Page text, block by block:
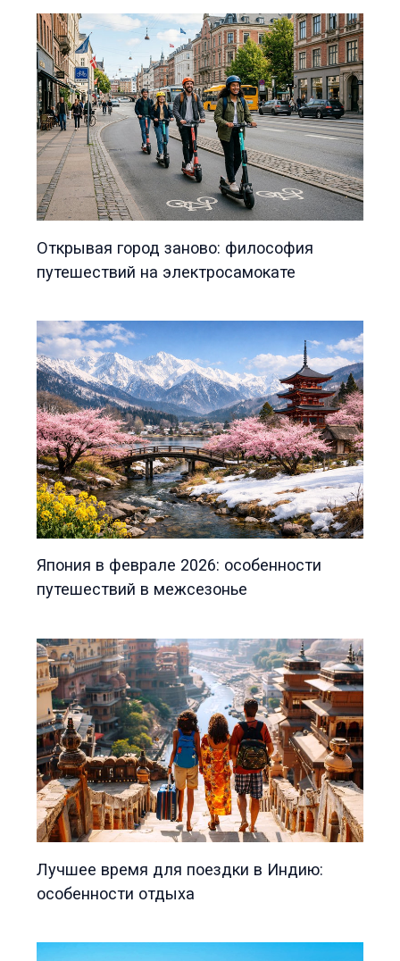
Открывая город заново: философия
путешествий на электросамокате
Япония в феврале 2026: особенности
путешествий в межсезонье
Лучшее время для поездки в Индию:
особенности отдыха